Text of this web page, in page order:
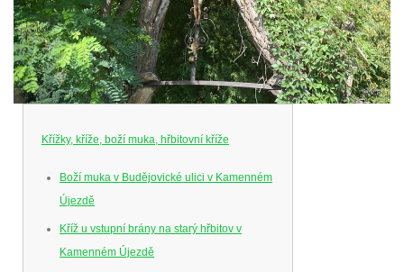
Křížky, kříže, boží muka, hřbitovní kříže
Boží muka v Budějovické ulici v Kamenném
Újezdě
Kříž u vstupní brány na starý hřbitov v
Kamenném Újezdě